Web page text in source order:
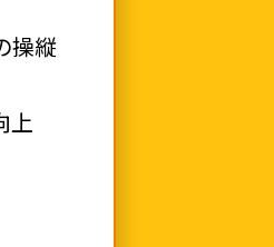
操縦
上